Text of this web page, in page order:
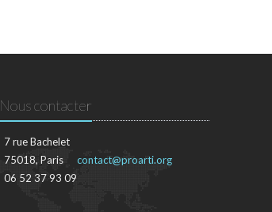
Nous contacter
7 rue Bachelet
75018, Paris
06 52 37 93 09
contact@proarti.org